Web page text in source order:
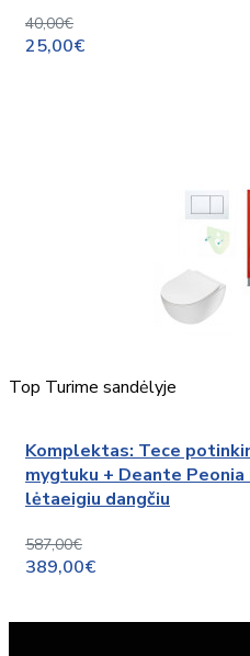
40,00€
25,00€
Top Turime sandėlyje
Komplektas: Tece
mygtuku + Deante
lėtaeigiu dangčiu
587,00€
389,00€